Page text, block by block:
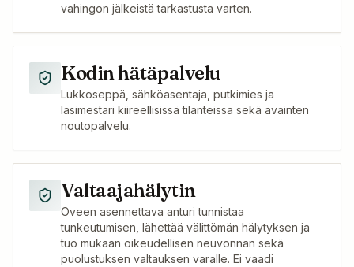
vahingon jälkeistä tarkastusta varten.
Kodin hätäpalvelu
Lukkoseppä, sähköasentaja, putkimies ja
lasimestari kiireellisissä tilanteissa sekä avainten
noutopalvelu.
Valtaajahälytin
Oveen asennettava anturi tunnistaa
tunkeutumisen, lähettää välittömän hälytyksen ja
tuo mukaan oikeudellisen neuvonnan sekä
puolustuksen valtauksen varalle. Ei vaadi